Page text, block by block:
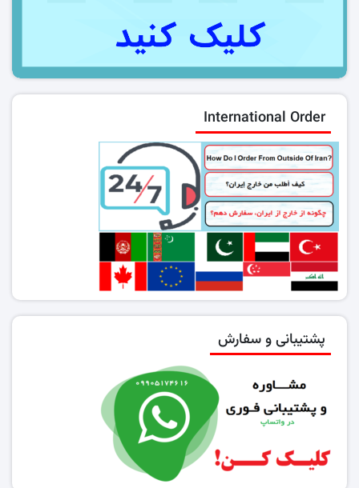
International Order
پشتیبانی و سفارش